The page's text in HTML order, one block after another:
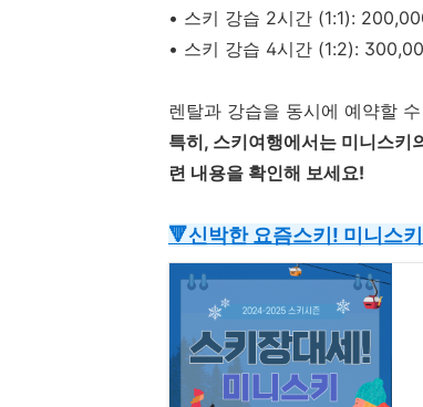
• 스키 강습 2시간 (1:1):
• 스키 강습 4시간 (1:2):
렌탈과 강습을 동시에 예약할
특히, 스키여행에서는 미니스키
련 내용을 확인해 보세요!
🔻신박한 요즘스키! 미니스키